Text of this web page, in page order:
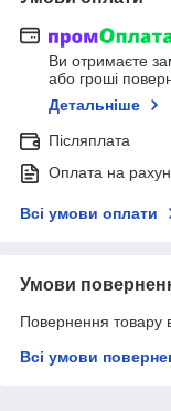
Ви отримаєте
або гроші
Детальніше
Післяплата
Оплата на
Всі умови оплати
Умови
Повернення товару
Всі умови